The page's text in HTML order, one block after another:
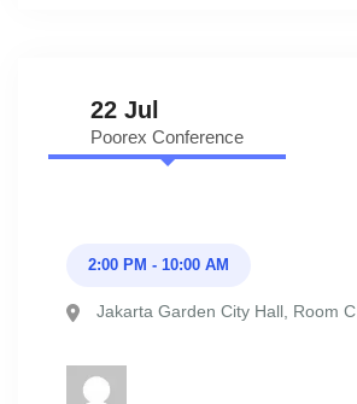
22 Jul
Poorex Conference
2:00 PM - 10:00 AM
Jakarta Garden City Hall, Room C